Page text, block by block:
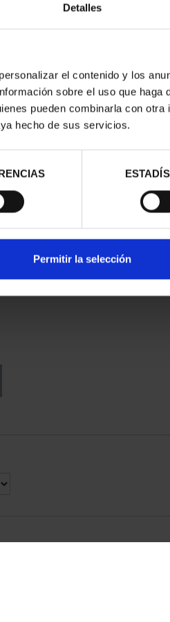
Detalles
el contenido y los
sobre el uso que haga
pueden combinarla con
hecho de sus servicios.
Permitir la selección